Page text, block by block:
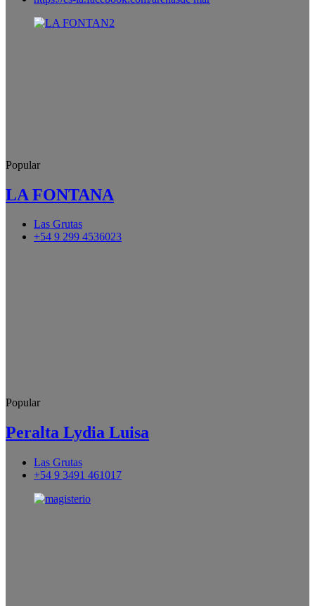
Popular
LA FONTANA
Las Grutas
+54 9 299 4536023
Popular
Peralta Lydia Luisa
Las Grutas
+54 9 3491 461017